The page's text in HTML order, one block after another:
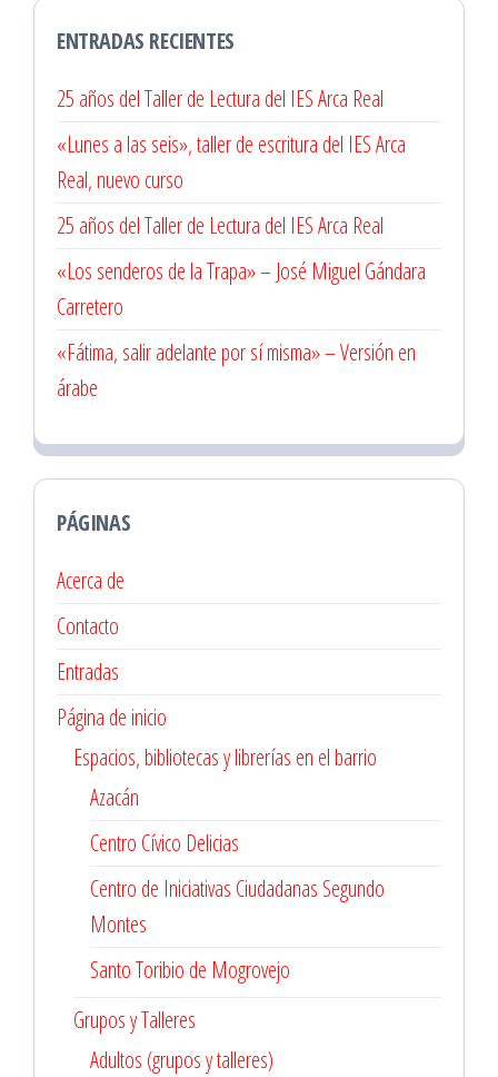
ENTRADAS RECIENTES
25 años del Taller de Lectura del IES Arca Real
«Lunes a las seis», taller de escritura del IES Arca
Real, nuevo curso
25 años del Taller de Lectura del IES Arca Real
«Los senderos de la Trapa» – José Miguel Gándara
Carretero
«Fátima, salir adelante por sí misma» – Versión en
árabe
PÁGINAS
Acerca de
Contacto
Entradas
Página de inicio
Espacios, bibliotecas y librerías en el barrio
Azacán
Centro Cívico Delicias
Centro de Iniciativas Ciudadanas Segundo
Montes
Santo Toribio de Mogrovejo
Grupos y Talleres
Adultos (grupos y talleres)